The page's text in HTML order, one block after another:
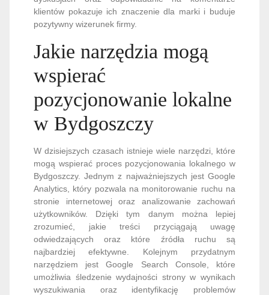
klientów pokazuje ich znaczenie dla marki i buduje
pozytywny wizerunek firmy.
Jakie narzędzia mogą
wspierać
pozycjonowanie lokalne
w Bydgoszczy
W dzisiejszych czasach istnieje wiele narzędzi, które
mogą wspierać proces pozycjonowania lokalnego w
Bydgoszczy. Jednym z najważniejszych jest Google
Analytics, który pozwala na monitorowanie ruchu na
stronie internetowej oraz analizowanie zachowań
użytkowników. Dzięki tym danym można lepiej
zrozumieć, jakie treści przyciągają uwagę
odwiedzających oraz które źródła ruchu są
najbardziej efektywne. Kolejnym przydatnym
narzędziem jest Google Search Console, które
umożliwia śledzenie wydajności strony w wynikach
wyszukiwania oraz identyfikację problemów